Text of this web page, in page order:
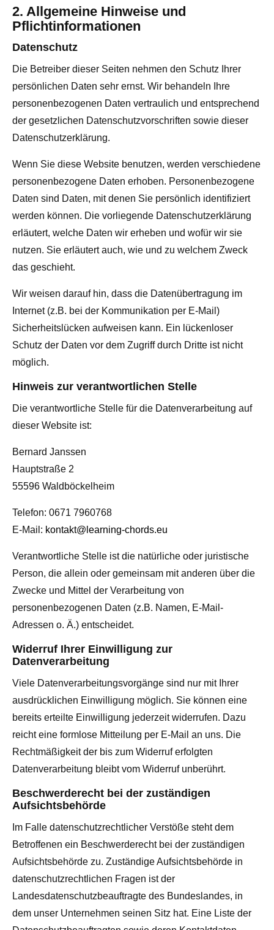
2. Allgemeine Hinweise und
Pflichtinformationen
Datenschutz
Die Betreiber dieser Seiten nehmen den Schutz Ihrer
persönlichen Daten sehr ernst. Wir behandeln Ihre
personenbezogenen Daten vertraulich und entsprechend
der gesetzlichen Datenschutzvorschriften sowie dieser
Datenschutzerklärung.
Wenn Sie diese Website benutzen, werden verschiedene
personenbezogene Daten erhoben. Personenbezogene
Daten sind Daten, mit denen Sie persönlich identifiziert
werden können. Die vorliegende Datenschutzerklärung
erläutert, welche Daten wir erheben und wofür wir sie
nutzen. Sie erläutert auch, wie und zu welchem Zweck
das geschieht.
Wir weisen darauf hin, dass die Datenübertragung im
Internet (z.B. bei der Kommunikation per E-Mail)
Sicherheitslücken aufweisen kann. Ein lückenloser
Schutz der Daten vor dem Zugriff durch Dritte ist nicht
möglich.
Hinweis zur verantwortlichen Stelle
Die verantwortliche Stelle für die Datenverarbeitung auf
dieser Website ist:
Bernard Janssen
Hauptstraße 2
55596 Waldböckelheim
Telefon: 0671 7960768
E-Mail: kontakt@learning-chords.eu
Verantwortliche Stelle ist die natürliche oder juristische
Person, die allein oder gemeinsam mit anderen über die
Zwecke und Mittel der Verarbeitung von
personenbezogenen Daten (z.B. Namen, E-Mail-
Adressen o. Ä.) entscheidet.
Widerruf Ihrer Einwilligung zur
Datenverarbeitung
Viele Datenverarbeitungsvorgänge sind nur mit Ihrer
ausdrücklichen Einwilligung möglich. Sie können eine
bereits erteilte Einwilligung jederzeit widerrufen. Dazu
reicht eine formlose Mitteilung per E-Mail an uns. Die
Rechtmäßigkeit der bis zum Widerruf erfolgten
Datenverarbeitung bleibt vom Widerruf unberührt.
Beschwerderecht bei der zuständigen
Aufsichtsbehörde
Im Falle datenschutzrechtlicher Verstöße steht dem
Betroffenen ein Beschwerderecht bei der zuständigen
Aufsichtsbehörde zu. Zuständige Aufsichtsbehörde in
datenschutzrechtlichen Fragen ist der
Landesdatenschutzbeauftragte des Bundeslandes, in
dem unser Unternehmen seinen Sitz hat. Eine Liste der